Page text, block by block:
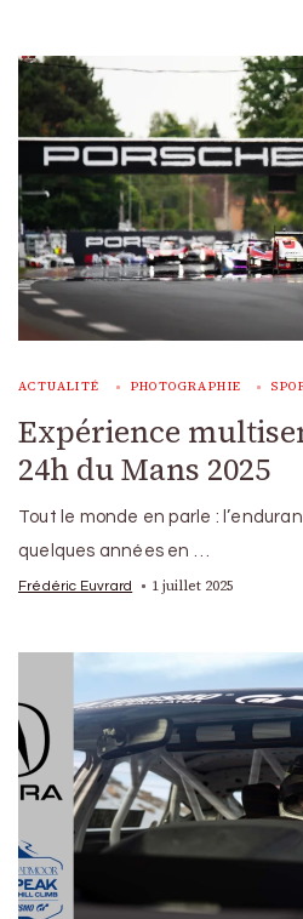
ACTUALITÉ PHOTOGRAPHIE
Expérience
24h du Mans 2025
Tout le monde en parle :
quelques années en …
Frédéric Euvrard 1 juillet 2025